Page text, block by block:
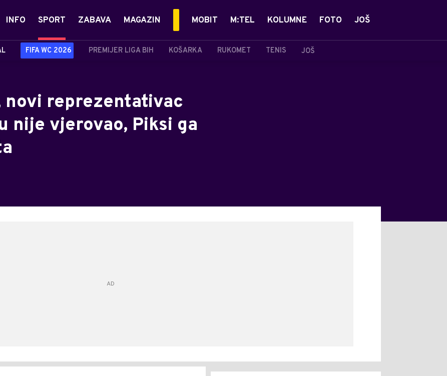
INFO SPORT
FIFA WC 2026 PREMIJER LIGA BIH KOŠARKA RUKOMET TENIS JOŠ
ZABAVA MAGAZIN MOBIT M:TEL KOLUMNE FOTO JOŠ
novi reprezentativac
nije vjerovao, Piksi ga